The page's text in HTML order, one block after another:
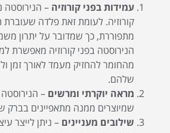
עמידות בפני קורוזיה – הנירוסטה
קורוזיה. לעומת זאת פלדה שעוברת
מתפוררת, כך שמדובר על יתרון
הנירוסטה בפני קורוזיה מאפשרת
מהחומר להחזיק מעמד לאורך זמן
שלהם.
מראה יוקרתי ומרשים –
שמיוצרים ממנה מתאפיינים בברק
שילובים מעניינים – ניתן לייצר